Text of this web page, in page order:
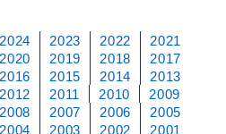
2024 2023 2022
2021
2020
2019 2018
2017
2016
2015 2014
2013
2012
2011 2010
2009
2008
2007 2006
2005
2004
2003 2002
2001